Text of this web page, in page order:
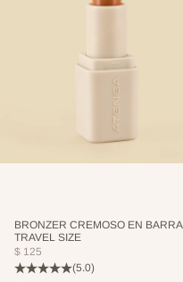
BRONZER CREMOSO EN BARRA
TRAVEL SIZE
PRECIO DE OFERTA
$ 125
(5.0)